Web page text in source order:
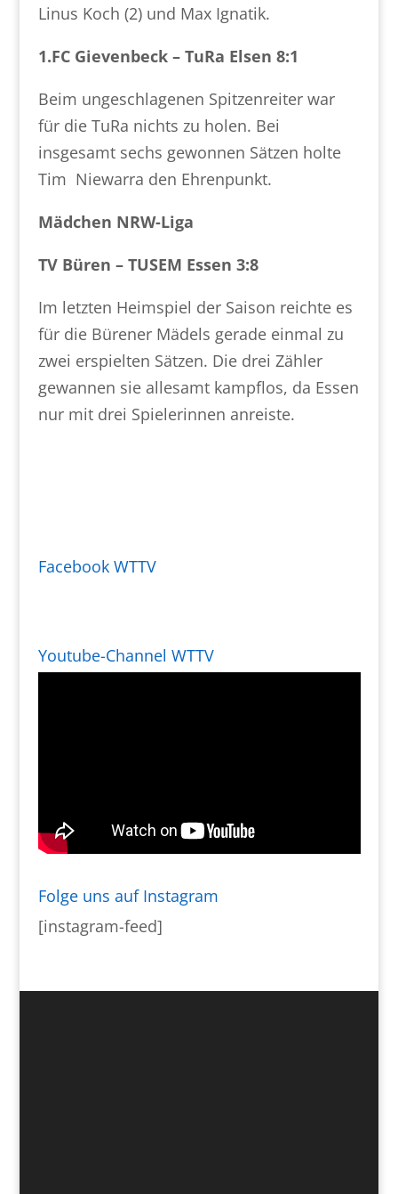
Linus Koch (2) und Max Ignatik.
1.FC Gievenbeck – TuRa Elsen 8:1
Beim ungeschlagenen Spitzenreiter war
für die TuRa nichts zu holen. Bei
insgesamt sechs gewonnen Sätzen holte
Tim Niewarra den Ehrenpunkt.
Mädchen NRW-Liga
TV Büren – TUSEM Essen 3:8
Im letzten Heimspiel der Saison reichte es
für die Bürener Mädels gerade einmal zu
zwei erspielten Sätzen. Die drei Zähler
gewannen sie allesamt kampflos, da Essen
nur mit drei Spielerinnen anreiste.
Facebook WTTV
Youtube-Channel WTTV
Folge uns auf Instagram
[instagram-feed]